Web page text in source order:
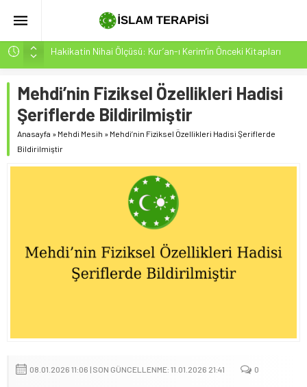
Hakikatin Nihai Ölçüsü: Kur’an-ı Kerim’in Önceki Kitapları
Peygamber Müjdesi Mehdi Mesih’in Gelişi Kitabımız
26.07.2026 Tarihinde Güncellenmiştir(ÇOK ÖNEMLİ)
İsrâ Sûresi(17) 1. Ayet’in 7 Dilde Yazılışı
SAKIN ÇOĞUNLUK SİZİ ALDATMASIN
Mehdi’nin Fiziksel Özellikleri Hadisi
Şeriflerde Bildirilmiştir
Anasayfa » Mehdi Mesih » Mehdi’nin Fiziksel Özellikleri Hadisi Şeriflerde
Bildirilmiştir
08.01.2026 11:06 | SON GÜNCELLENME: 11.01.2026 21:41 0